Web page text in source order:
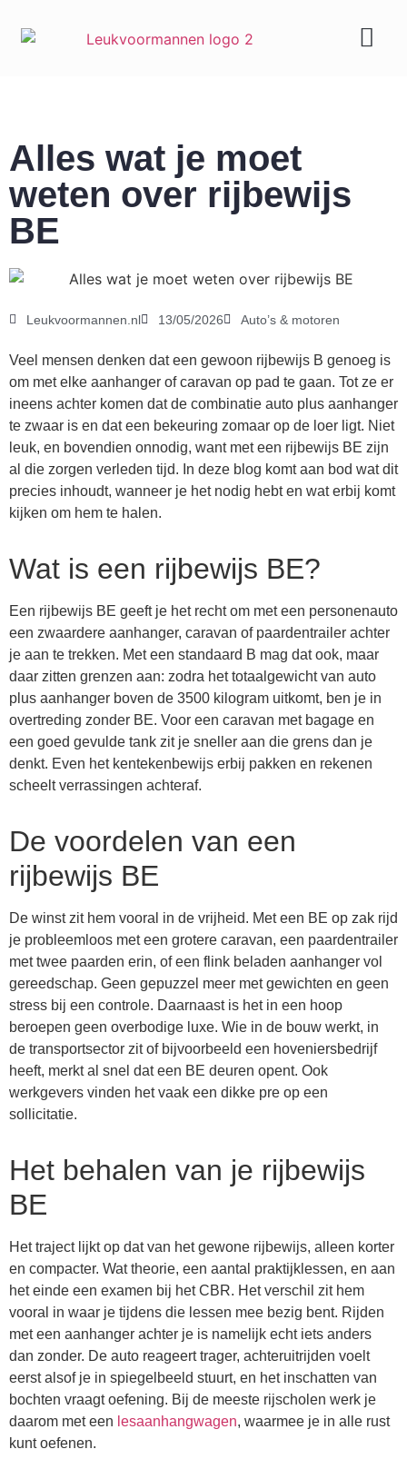
Alles wat je moet
weten over rijbewijs
BE
Leukvoormannen.nl 13/05/2026 Auto’s & motoren
Veel mensen denken dat een gewoon rijbewijs B genoeg is
om met elke aanhanger of caravan op pad te gaan. Tot ze er
ineens achter komen dat de combinatie auto plus aanhanger
te zwaar is en dat een bekeuring zomaar op de loer ligt. Niet
leuk, en bovendien onnodig, want met een rijbewijs BE zijn
al die zorgen verleden tijd. In deze blog komt aan bod wat dit
precies inhoudt, wanneer je het nodig hebt en wat erbij komt
kijken om hem te halen.
Wat is een rijbewijs BE?
Een rijbewijs BE geeft je het recht om met een personenauto
een zwaardere aanhanger, caravan of paardentrailer achter
je aan te trekken. Met een standaard B mag dat ook, maar
daar zitten grenzen aan: zodra het totaalgewicht van auto
plus aanhanger boven de 3500 kilogram uitkomt, ben je in
overtreding zonder BE. Voor een caravan met bagage en
een goed gevulde tank zit je sneller aan die grens dan je
denkt. Even het kentekenbewijs erbij pakken en rekenen
scheelt verrassingen achteraf.
De voordelen van een
rijbewijs BE
De winst zit hem vooral in de vrijheid. Met een BE op zak rijd
je probleemloos met een grotere caravan, een paardentrailer
met twee paarden erin, of een flink beladen aanhanger vol
gereedschap. Geen gepuzzel meer met gewichten en geen
stress bij een controle. Daarnaast is het in een hoop
beroepen geen overbodige luxe. Wie in de bouw werkt, in
de transportsector zit of bijvoorbeeld een hoveniersbedrijf
heeft, merkt al snel dat een BE deuren opent. Ook
werkgevers vinden het vaak een dikke pre op een
sollicitatie.
Het behalen van je rijbewijs
BE
Het traject lijkt op dat van het gewone rijbewijs, alleen korter
en compacter. Wat theorie, een aantal praktijklessen, en aan
het einde een examen bij het CBR. Het verschil zit hem
vooral in waar je tijdens die lessen mee bezig bent. Rijden
met een aanhanger achter je is namelijk echt iets anders
dan zonder. De auto reageert trager, achteruitrijden voelt
eerst alsof je in spiegelbeeld stuurt, en het inschatten van
bochten vraagt oefening. Bij de meeste rijscholen werk je
daarom met een lesaanhangwagen, waarmee je in alle rust
kunt oefenen.